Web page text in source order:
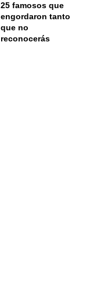
25 famosos que
engordaron tanto
que no
reconocerás